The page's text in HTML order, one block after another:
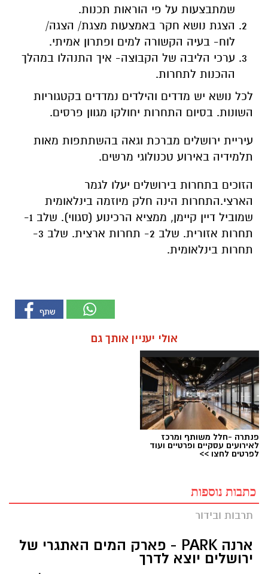
שמתבצעות על פי הוראות תכנות.
הצגת נושא חקר באמצעות מצגת/ הצגה/
לוח- בעיה הקשורה למים ופתרון אמיתי.
ערכי הליבה של הקבוצה- איך התנהלו במהלך
ההכנות לתחרות.
לכל נושא יש מדדים והילדים נמדדים בקטגוריות
השונות. בסיום התחרות יחולקו מגוון פרסים.
עיריית ירושלים מברכת וגאה בהשתתפות מאות
תלמידיה באירוע טכנולוגי מרשים.
הזוכים בתחרות בירושלים יעלו לגמר
הארצי.התחרות הינה חלק מיוזמה בינלאומית
שמוביל דיין קיימן, ממציא הרכינוע (סגווי). שלב 1-
תחרות אזורית. שלב 2- תחרות ארצית. שלב 3-
תחרות בינלאומית.
אולי יעניין אותך גם
פנתרה -חלל משותף ומרכז
לאירועים עסקיים ופרטיים ועוד
לפרטים לחצו >>
כתבות נוספות
תרבות ובידור
ארנה PARK - פארק המים האתגרי של
ירושלים יוצא לדרך